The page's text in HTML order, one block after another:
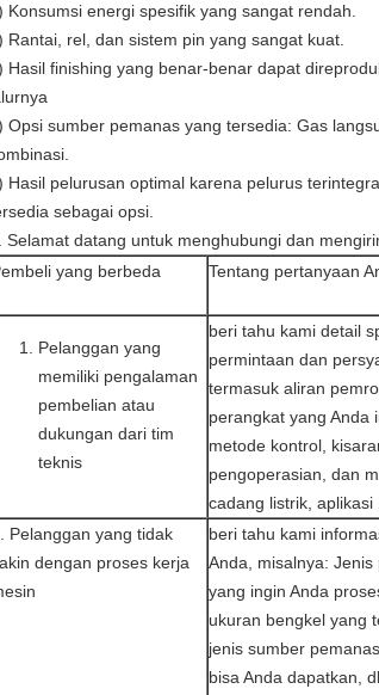
Konsumsi energi spesifik yang sangat rendah.
Rantai, rel, dan sistem pin yang sangat kuat.
Hasil finishing yang benar-benar dapat
Opsi sumber pemanas yang tersedia: Gas
Hasil pelurusan optimal karena pelurus
sebagai opsi.
Selamat datang untuk menghubungi dan
yang berbeda
Tentang pertanyaan
Pelanggan yang
memiliki pengalaman
pembelian atau
dukungan dari tim
teknis
beri tahu kami detail
permintaan dan
termasuk aliran
perangkat yang Anda
metode kontrol,
pengoperasian, dan
cadang listrik, aplikasi
Pelanggan yang tidak
dengan proses kerja
beri tahu kami
Anda, misalnya: Jenis
yang ingin Anda
ukuran bengkel yang
jenis sumber
bisa Anda dapatkan,